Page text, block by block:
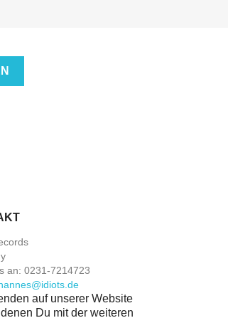
an: 0231-7214723
auf unserer Website
Du mit der weiteren